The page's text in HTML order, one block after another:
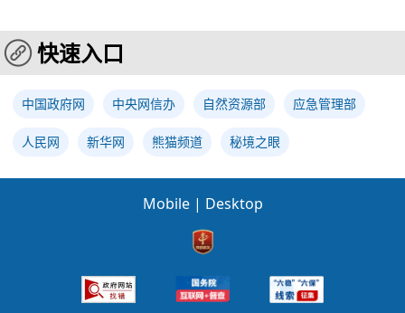
快速入口
中国政府网 中央网信办 自然资源部 应急管理部
人民网 新华网 熊猫频道 秘境之眼
Mobile | Desktop